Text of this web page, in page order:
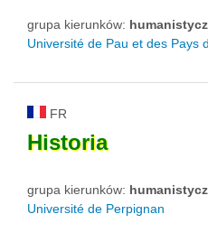
grupa kierunków:
Université de Pau et des Pays
FR
Historia
grupa kierunków:
Université de Perpignan